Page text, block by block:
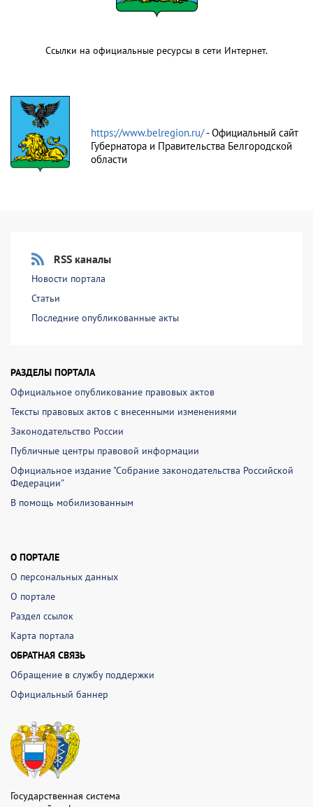
Ссылки на официальные ресурсы в сети Интернет.
https://www.belregion.ru/- Официальный сайт
Губернатора и Правительства Белгородской
области
RSS каналы
Новости портала
Статьи
Последние опубликованные акты
РАЗДЕЛЫ ПОРТАЛА
Официальное опубликование правовых актов
Тексты правовых актов с внесенными изменениями
Законодательство России
Публичные центры правовой информации
Официальное издание "Собрание законодательства Российской
Федерации"
В помощь мобилизованным
О ПОРТАЛЕ
О персональных данных
О портале
Раздел ссылок
Карта портала
ОБРАТНАЯ СВЯЗЬ
Обращение в службу поддержки
Официальный баннер
Государственная система